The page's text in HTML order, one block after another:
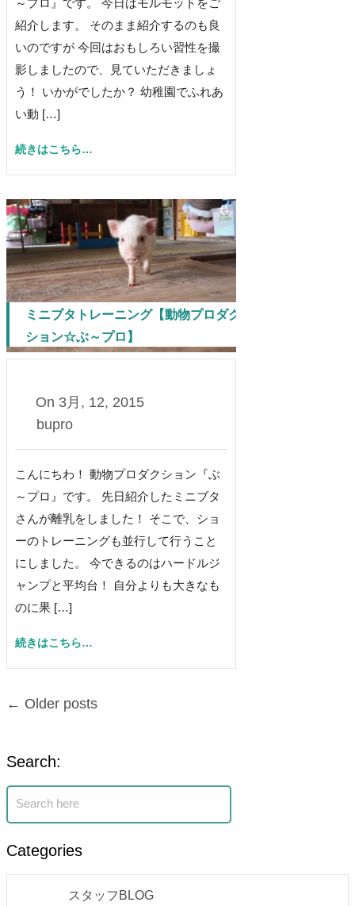
～プロ』です。 今日はモルモットをご
紹介します。 そのまま紹介するのも良
いのですが 今回はおもしろい習性を撮
影しましたので、見ていただきましょ
う！ いかがでしたか？ 幼稚園でふれあ
い動 […]
続きはこちら…
ミニブタトレーニング【動物プロダク
ション☆ぶ～プロ】
0
On 3月, 12, 2015
bupro
こんにちわ！ 動物プロダクション『ぶ
～プロ』です。 先日紹介したミニブタ
さんが離乳をしました！ そこで、ショ
ーのトレーニングも並行して行うこと
にしました。 今できるのはハードルジ
ャンプと平均台！ 自分よりも大きなも
のに果 […]
続きはこちら…
← Older posts
Search:
Categories
スタッフBLOG